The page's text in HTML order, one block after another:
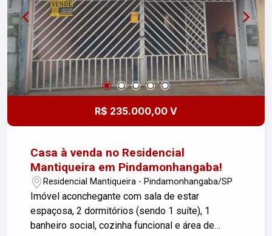
R$ 235.000,00 V
Casa à venda no Residencial
Mantiqueira em Pindamonhangaba!
Residencial Mantiqueira - Pindamonhangaba/SP
Imóvel aconchegante com sala de estar
espaçosa, 2 dormitórios (sendo 1 suíte), 1
banheiro social, cozinha funcional e área de